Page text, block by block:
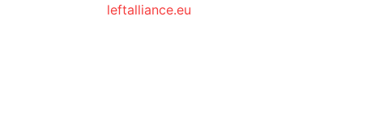
leftalliance.eu